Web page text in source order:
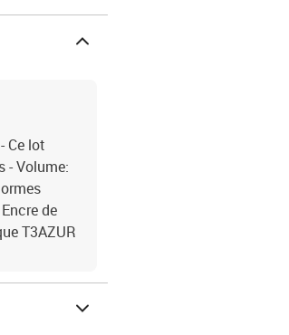
Ce lot
- Volume:
de
T3AZUR